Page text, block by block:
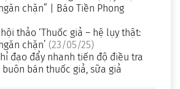
chặn” | Báo Tiền Phong
thảo ‘Thuốc giả – hệ lụy thật:
chặn’ (23/05/25)
đạo đẩy nhanh tiến độ điều tra
bán thuốc giả, sữa giả